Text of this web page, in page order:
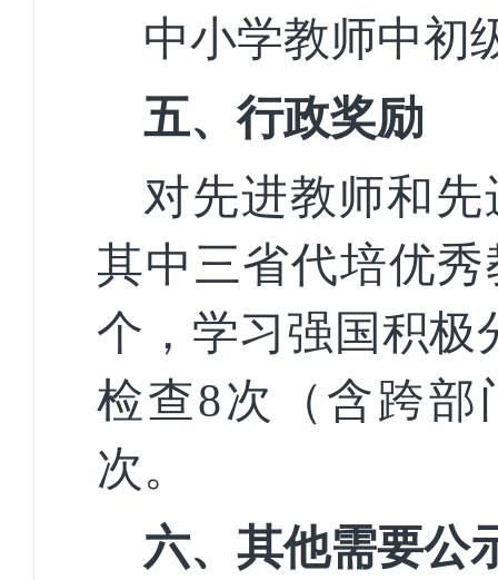
中小学教师中初
五、行政奖励
对先进教师和
其中三省代培优
个，学习强国积极
检查8次（含跨部
次。
六、其他需要公